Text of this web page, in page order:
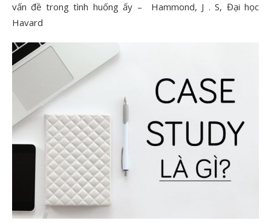
vấn đề trong tình huống ấy – Hammond, J . S, Đại học
Havard